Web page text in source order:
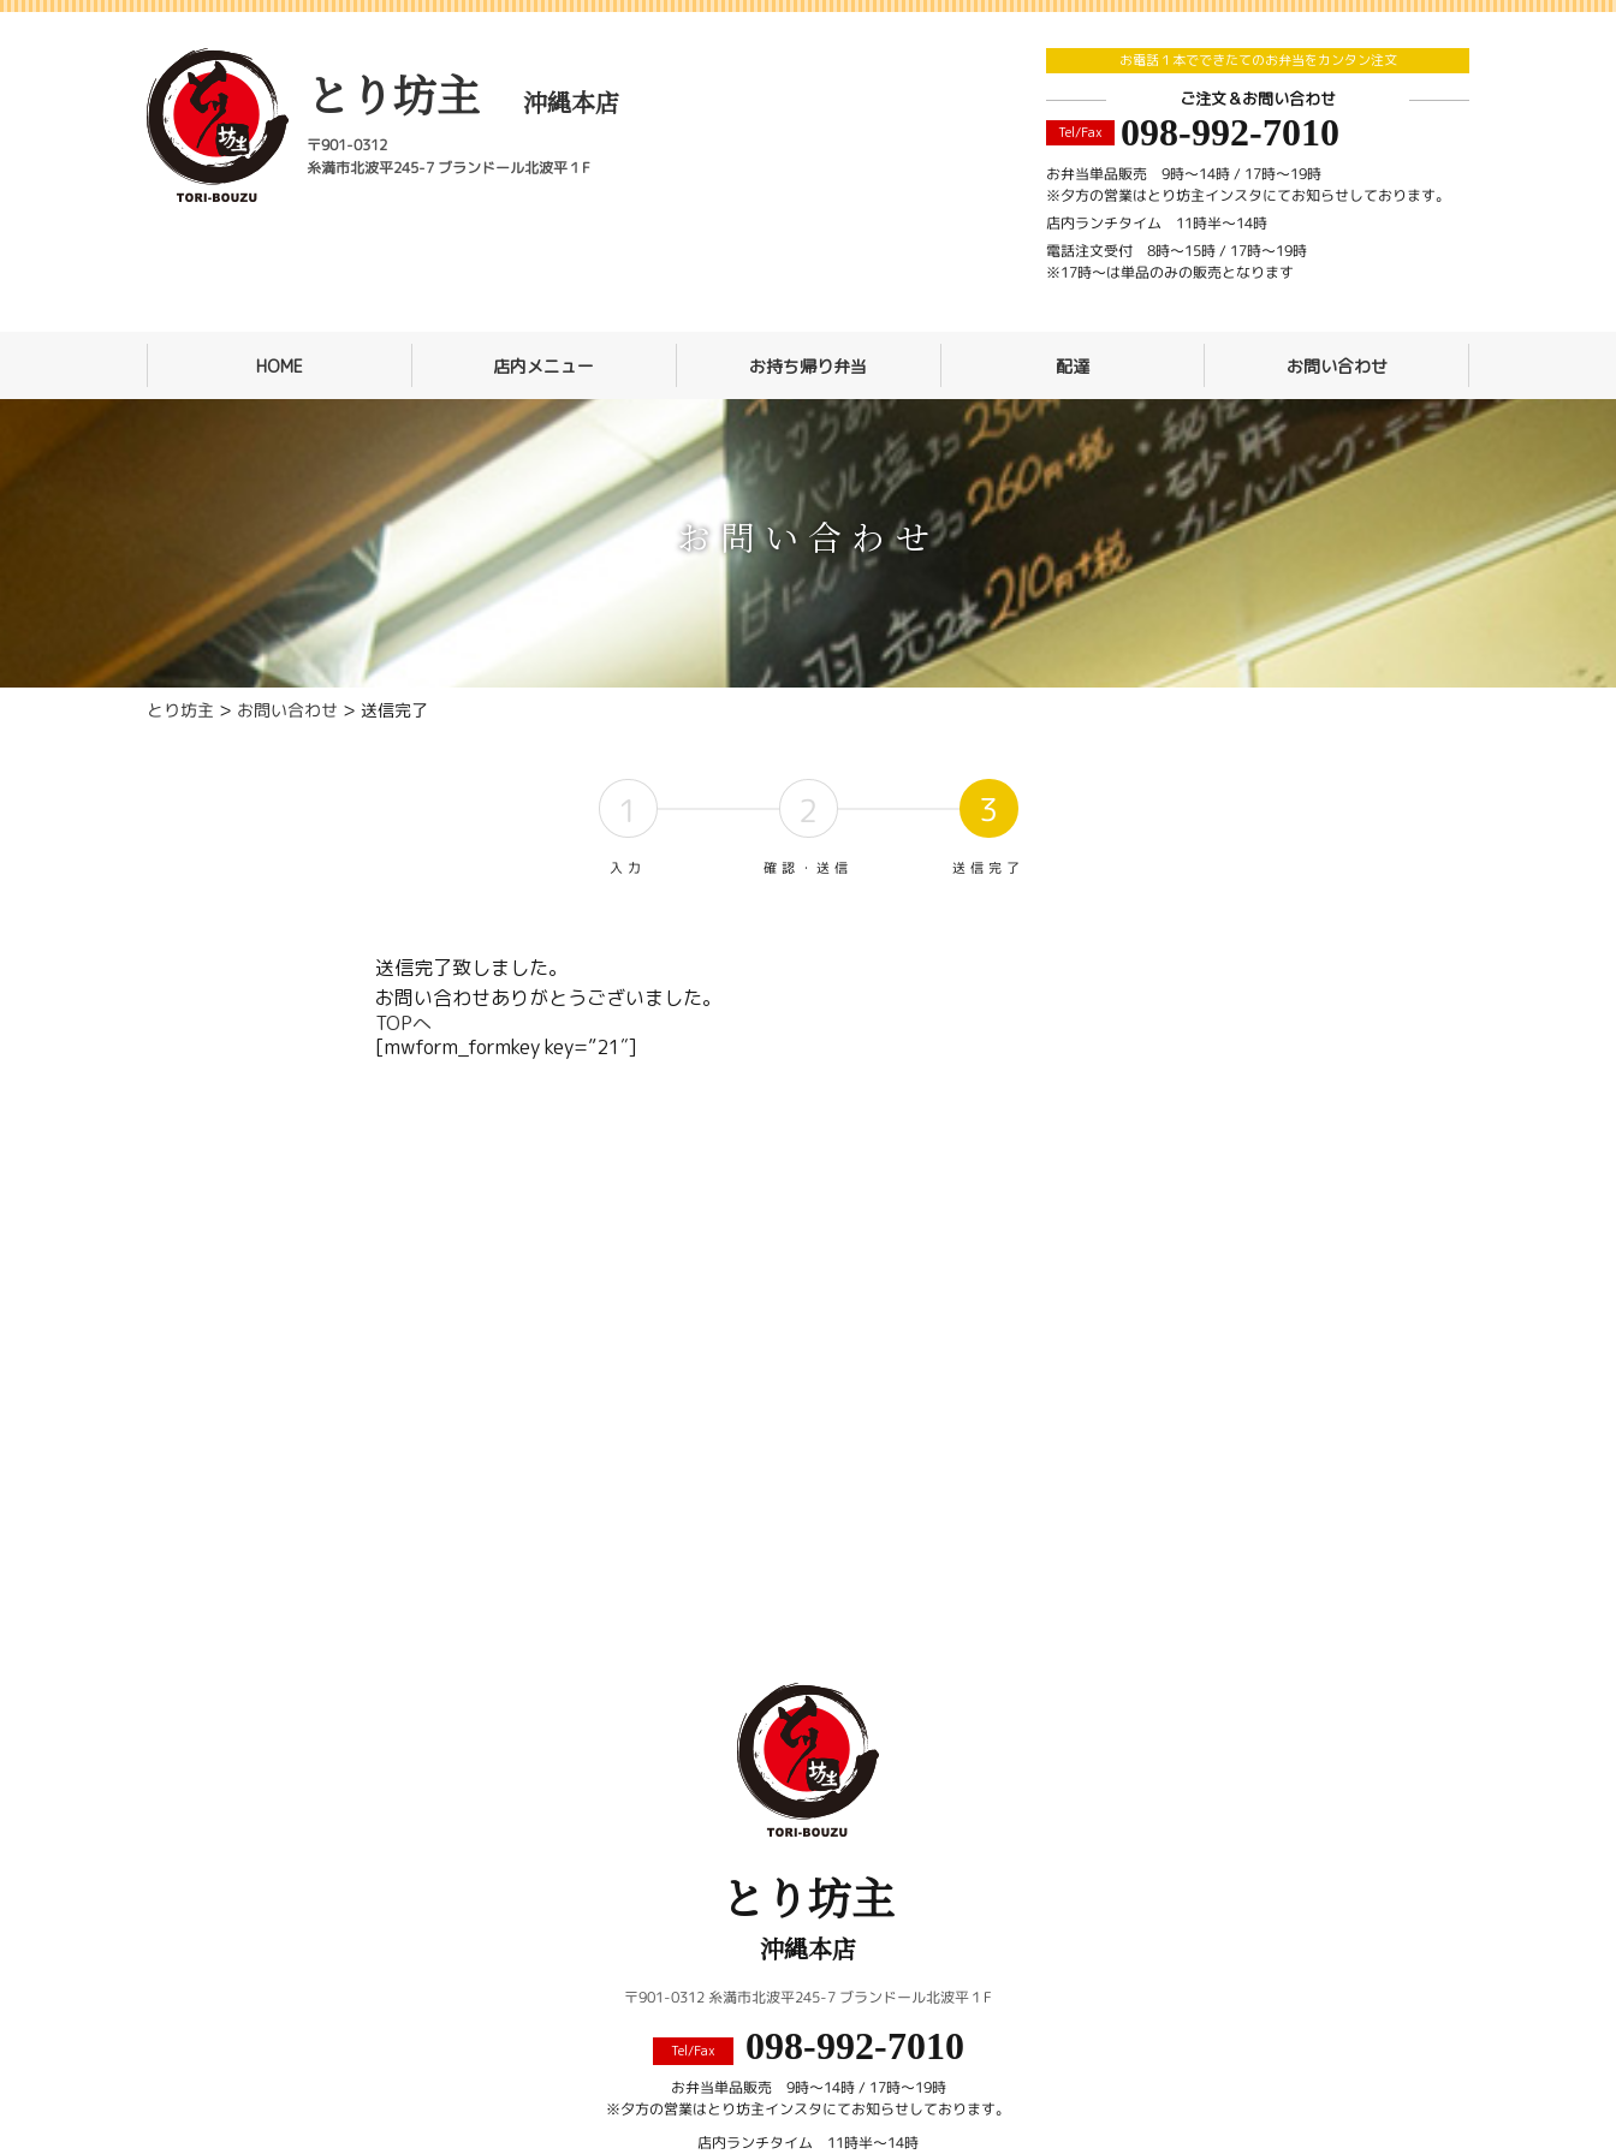
とり坊主 沖縄本店
〒901-0312
糸満市北波平245-7 ブランドール北波平１F
お電話１本でできたてのお弁当をカンタン注文
ご注文＆お問い合わせ
Tel/Fax 098-992-7010
お弁当単品販売 9時〜14時 / 17時〜19時
※夕方の営業はとり坊主インスタにてお知らせしております。
店内ランチタイム 11時半～14時
電話注文受付 8時〜15時 / 17時〜19時
※17時〜は単品のみの販売となります
HOME 店内メニュー お持ち帰り弁当 配達 お問い合わせ
お問い合わせ
とり坊主 > お問い合わせ >送信完了
1 2 3
入力 確認・送信 送信完了
送信完了致しました。
お問い合わせありがとうございました。
TOPへ
[mwform_formkey key=”21″]
とり坊主
沖縄本店
〒901-0312 糸満市北波平245-7 ブランドール北波平１F
Tel/Fax 098-992-7010
お弁当単品販売 9時〜14時 / 17時〜19時
※夕方の営業はとり坊主インスタにてお知らせしております。
店内ランチタイム 11時半～14時